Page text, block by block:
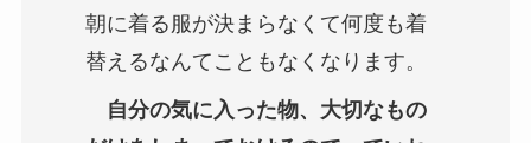
朝に着る服が決まらなくて何度も着
替えるなんてこともなくなります。
自分の気に入った物、大切なもの